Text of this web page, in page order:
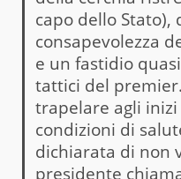
capo dello Stato),
consapevolezza
e un fastidio
tattici del
trapelare agli
condizioni di
dichiarata di non
presidente